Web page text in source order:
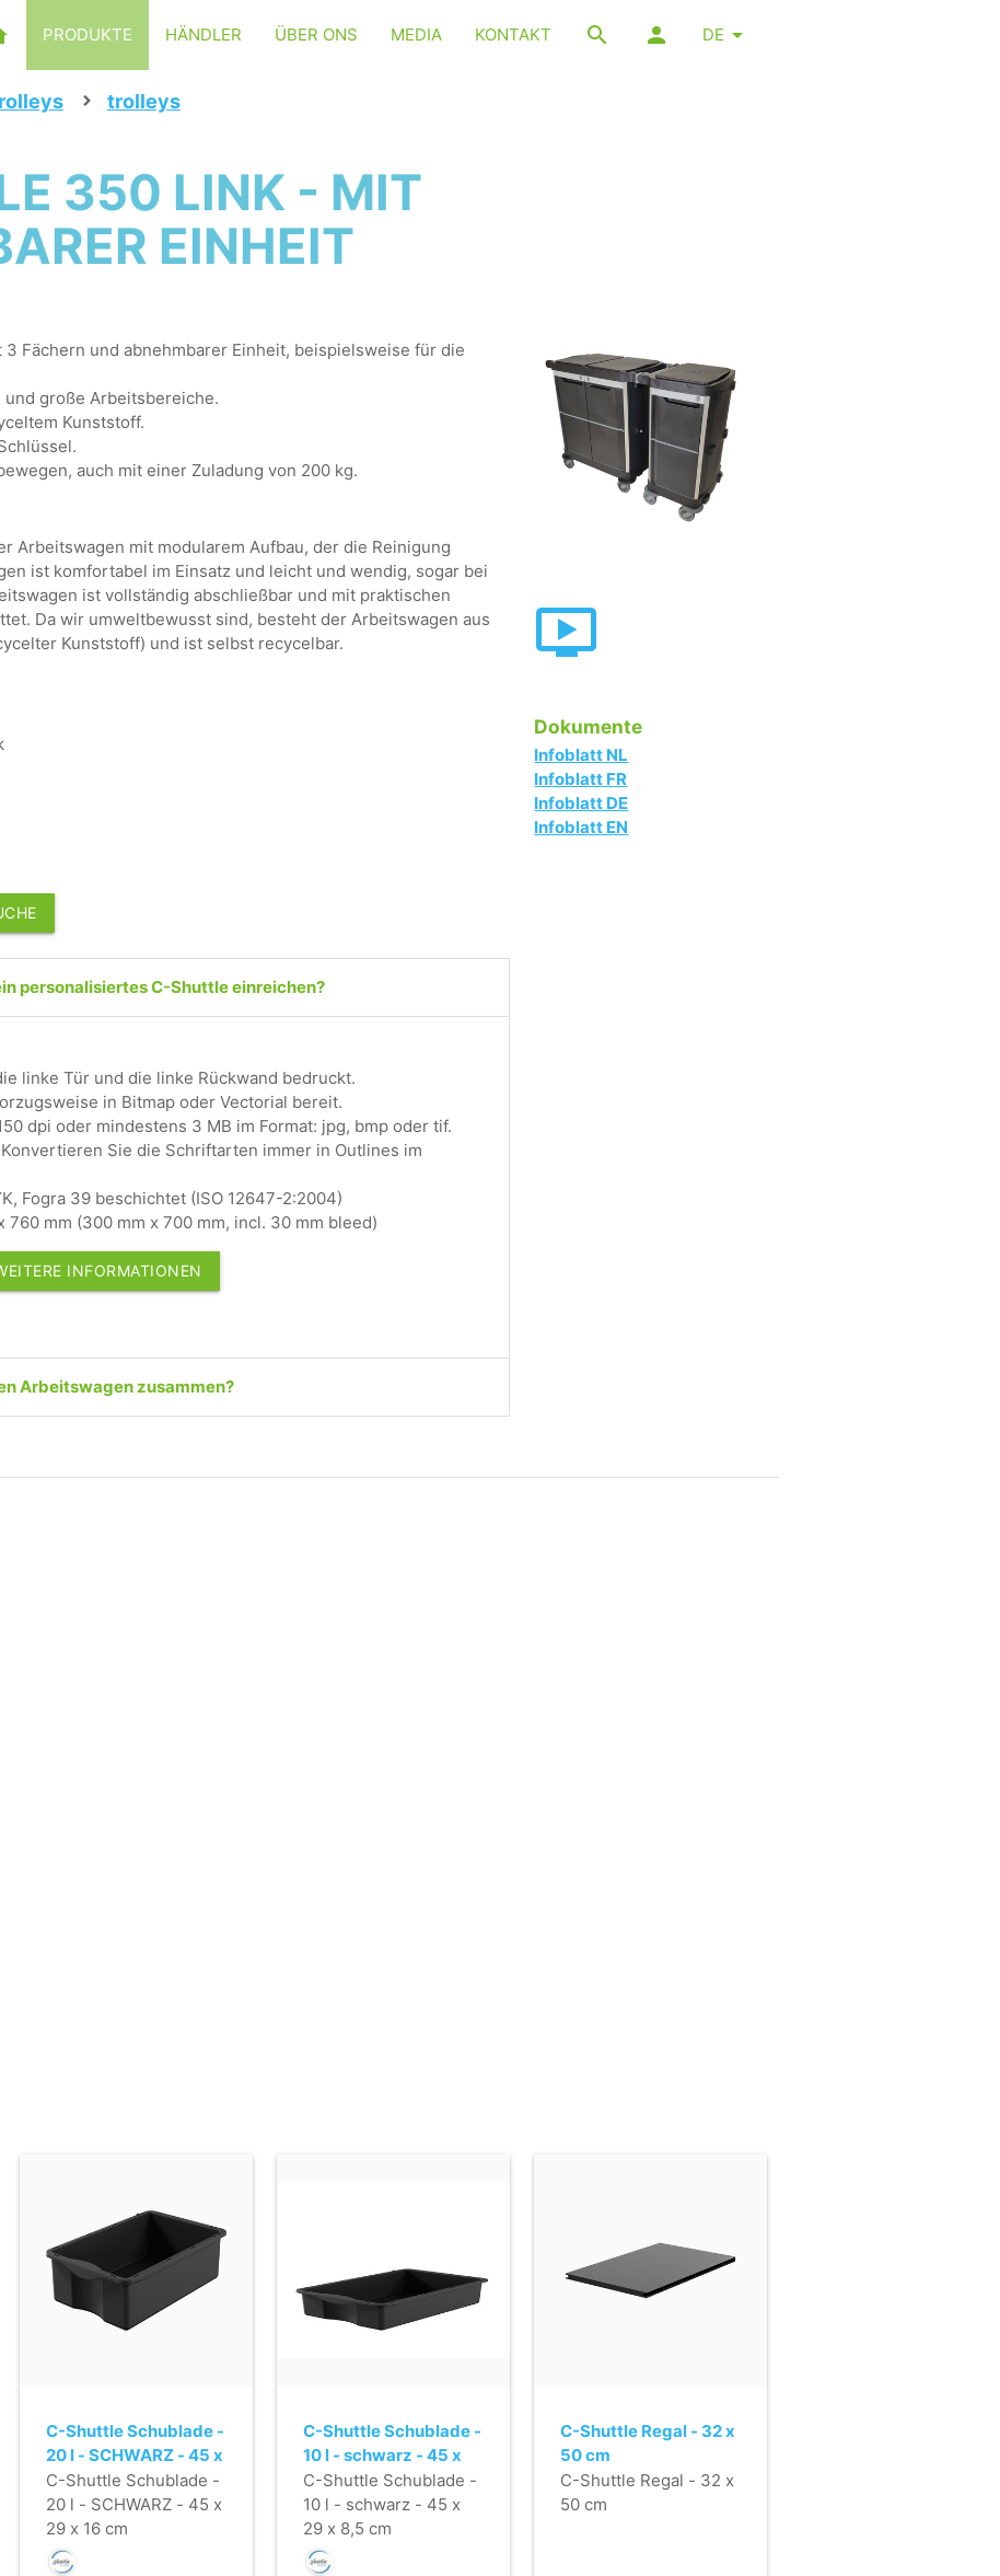
DE
PRODUKTE HÄNDLER ÜBER ONS MEDIA KONTAKT
trolleys
350 LINK - MIT
EINHEIT
Dokumente
Infoblatt NL
Infoblatt FR
Infoblatt DE
Infoblatt EN
Fächern und abnehmbarer Einheit, beispielsweise für die
große Arbeitsbereiche.
Kunststoff.
auch mit einer Zuladung von 200 kg.
Arbeitswagen mit modularem Aufbau, der die Reinigung
ist komfortabel im Einsatz und leicht und wendig, sogar bei
ist vollständig abschließbar und mit praktischen
Da wir umweltbewusst sind, besteht der Arbeitswagen aus
Kunststoff) und ist selbst recycelbar.
personalisiertes C-Shuttle einreichen?
linke Tür und die linke Rückwand bedruckt.
in Bitmap oder Vectorial bereit.
dpi oder mindestens 3 MB im Format: jpg, bmp oder tif.
Sie die Schriftarten immer in Outlines im
Fogra 39 beschichtet (ISO 12647-2:2004)
760 mm (300 mm x 700 mm, incl. 30 mm bleed)
INFORMATIONEN
Arbeitswagen zusammen?
C-Shuttle Schublade -
20 l - SCHWARZ - 45 x
29 x 16 cm
C-Shuttle Schublade -
20 l - SCHWARZ - 45 x
29 x 16 cm
C-Shuttle Schublade -
10 l - schwarz - 45 x
29 x 8,5 cm
C-Shuttle Schublade -
10 l - schwarz - 45 x
29 x 8,5 cm
C-Shuttle Regal - 32 x
50 cm
C-Shuttle Regal - 32 x
50 cm